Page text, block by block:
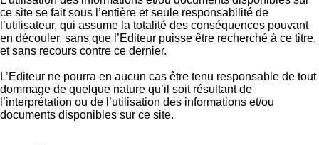
ce site se fait sous l’entière et seule responsabilité de
l’utilisateur, qui assume la totalité des conséquences pouvant
en découler, sans que l’Editeur puisse être recherché à ce titre,
et sans recours contre ce dernier.
L’Editeur ne pourra en aucun cas être tenu responsable de tout
dommage de quelque nature qu’il soit résultant de
l’interprétation ou de l’utilisation des informations et/ou
documents disponibles sur ce site.